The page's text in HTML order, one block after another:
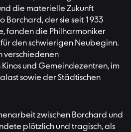
die materielle Zukunft
Borchard, der sie seit 1933
fanden die Philharmoniker
den schwierigen Neubeginn.
verschiedenen
und Gemeindezentren, im
sowie der Städtischen
zwischen Borchard und
plötzlich und tragisch, als